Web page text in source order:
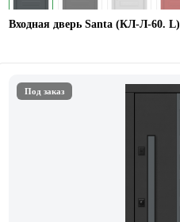
Входная дверь Santa (КЛ-Л-60. L)
Под заказ